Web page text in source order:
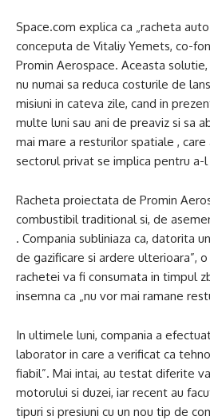
Space.com explica ca „racheta
conceputa de Vitaliy Yemets, co-
Promin Aerospace. Aceasta
nu numai sa reduca costurile de
misiuni in cateva zile, cand in
multe luni sau ani de preaviz si sa
mai mare a resturilor spatiale , care
sectorul privat se implica pentru a-
Racheta proiectata de Promin
combustibil traditional si, de
. Compania subliniaza ca, datorita
de gazificare si ardere ulterioara”,
rachetei va fi consumata in timpul
insemna ca „nu vor mai ramane
In ultimele luni, compania a
laborator in care a verificat ca
fiabil”. Mai intai, au testat diferite
motorului si duzei, iar recent au
tipuri si presiuni cu un nou tip de